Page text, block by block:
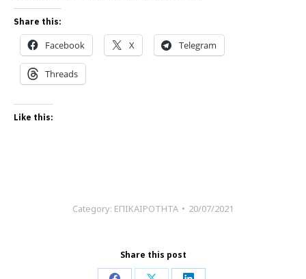
Share this:
Facebook X Telegram
Threads
Like this:
Category: ΕΠΙΚΑΙΡΟΤΗΤΑ 20/07/2021
Share this post